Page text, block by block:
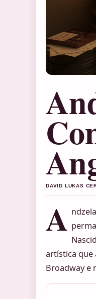
DAVID LUKAS
A
artística que
Broadway e